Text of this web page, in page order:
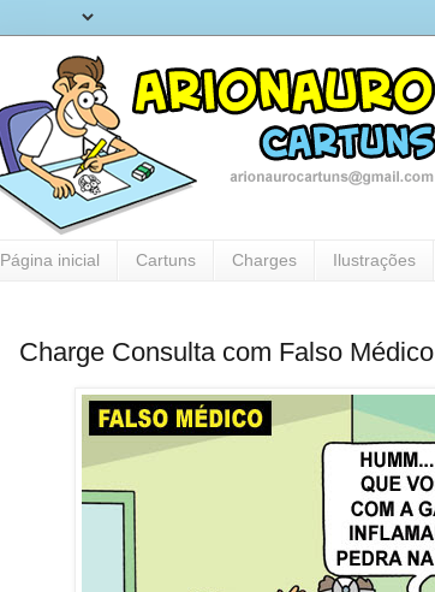
Página inicial Cartuns Charges Ilustrações
Charge Consulta com Falso Médico